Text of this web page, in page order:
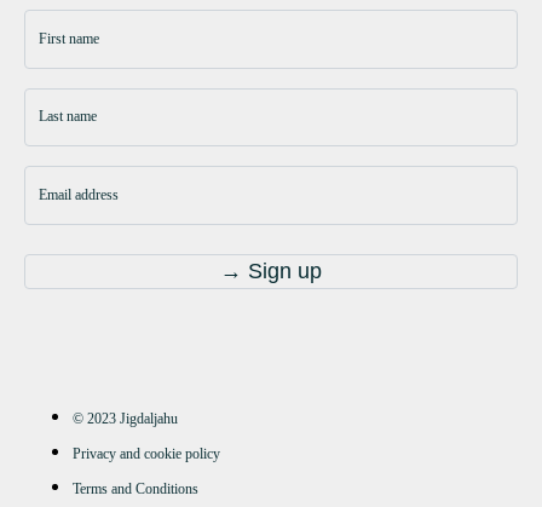
© 2023 Jigdaljahu
Privacy and cookie policy
Terms and Conditions